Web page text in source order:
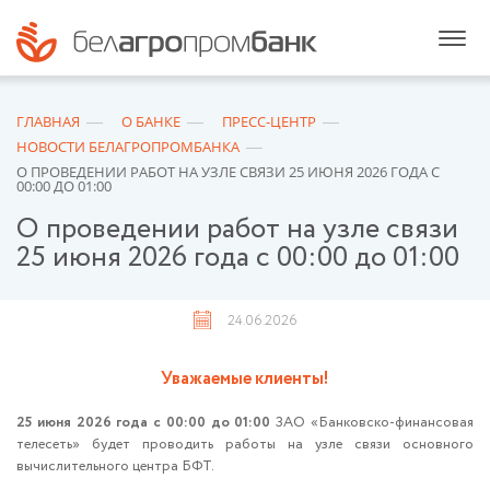
ГЛАВНАЯ О БАНКЕ
ПРЕСС-ЦЕНТР
НОВОСТИ БЕЛАГРОПРОМБАНКА
О ПРОВЕДЕНИИ РАБОТ НА УЗЛЕ СВЯЗИ 25 ИЮНЯ 2026 ГОДА С
00:00 ДО 01:00
О проведении работ на узле связи
25 июня 2026 года с 00:00 до 01:00
24.06.2026
Уважаемые клиенты!
25 июня 2026 года с 00:00 до 01:00 ЗАО «Банковско-финансовая
телесеть» будет проводить работы на узле связи основного
вычислительного центра БФТ.